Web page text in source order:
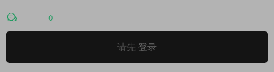
0
请先 登录